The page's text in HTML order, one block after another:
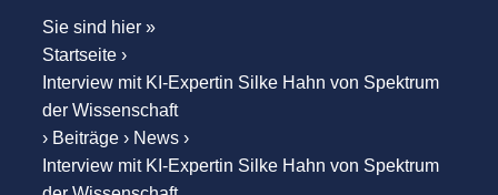
Sie sind hier »
Startseite›
Interview mit KI-Expertin Silke Hahn von Spektrum
der Wissenschaft
› Beiträge› News›
Interview mit KI-Expertin Silke Hahn von Spektrum